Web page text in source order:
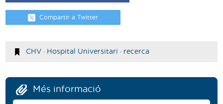
Compartir a Twitter
CHV· Hospital Universitari · recerca
Més informació